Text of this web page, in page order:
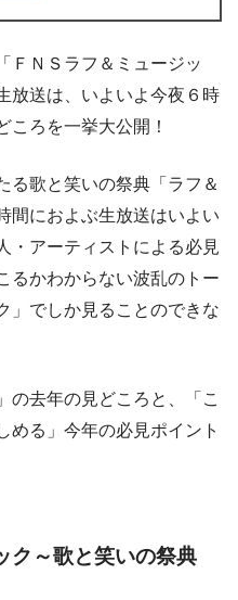
ＦＮＳラフ＆ミュージッ
放送は、いよいよ今夜６時
ころを一挙大公開！
る歌と笑いの祭典「ラフ＆
間におよぶ生放送はいよい
・アーティストによる必見
るかわからない波乱のトー
」でしか見ることのできな
の去年の見どころと、「こ
める」今年の必見ポイント
ク～歌と笑いの祭典